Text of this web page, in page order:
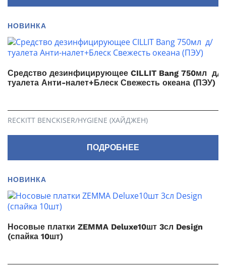
НОВИНКА
Средство дезинфицирующее CILLIT Bang 750мл д/
туалета Анти-налет+Блеск Свежесть океана (ПЭУ)
RECKITT BENCKISER/HYGIENE (ХАЙДЖЕН)
ПОДРОБНЕЕ
НОВИНКА
Носовые платки ZEMMA Deluxe10шт 3сл Design
(спайка 10шт)